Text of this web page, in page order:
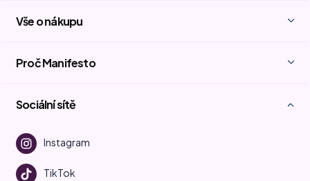
Vše o nákupu
Proč Manifesto
Sociální sítě
Instagram
TikTok